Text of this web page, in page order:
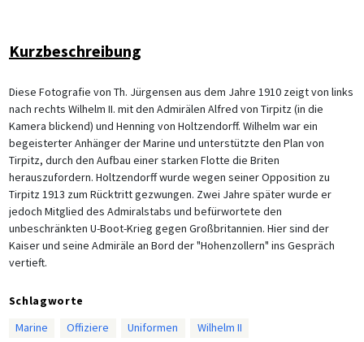
Kurzbeschreibung
Diese Fotografie von Th. Jürgensen aus dem Jahre 1910 zeigt von links
nach rechts Wilhelm II. mit den Admirälen Alfred von Tirpitz (in die
Kamera blickend) und Henning von Holtzendorff. Wilhelm war ein
begeisterter Anhänger der Marine und unterstützte den Plan von
Tirpitz, durch den Aufbau einer starken Flotte die Briten
herauszufordern. Holtzendorff wurde wegen seiner Opposition zu
Tirpitz 1913 zum Rücktritt gezwungen. Zwei Jahre später wurde er
jedoch Mitglied des Admiralstabs und befürwortete den
unbeschränkten U-Boot-Krieg gegen Großbritannien. Hier sind der
Kaiser und seine Admiräle an Bord der "Hohenzollern" ins Gespräch
vertieft.
Schlagworte
Marine
Offiziere Uniformen Wilhelm II